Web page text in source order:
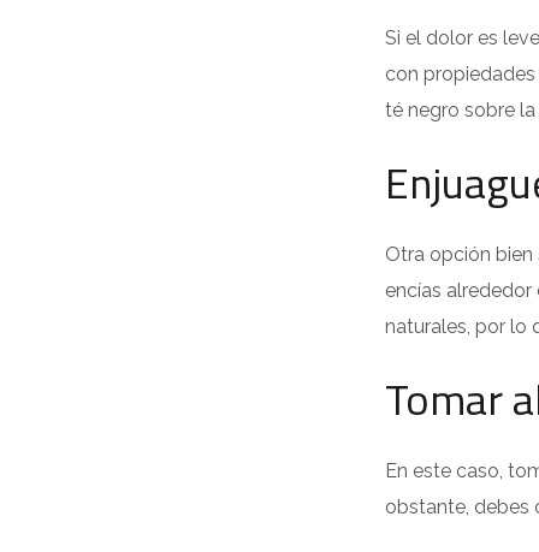
Si el dolor es
con
té negro sobre
Otra opción bien
encías
naturales, por lo
Tomar
En este caso,
obstante, debes